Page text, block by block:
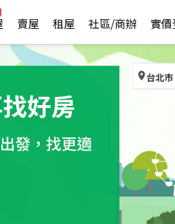
賣屋 租屋 社區/商辦 實